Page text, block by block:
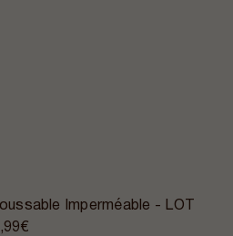
Imperméable - LOT